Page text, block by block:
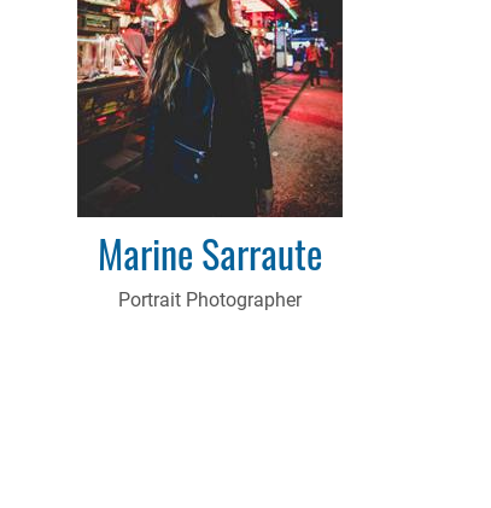
Marine Sarraute
Portrait Photographer